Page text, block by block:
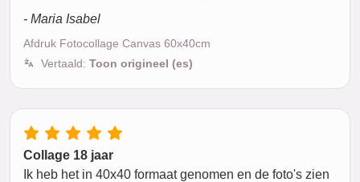
- Maria Isabel
Afdruk Fotocollage Canvas 60x40cm
Vertaald: Toon origineel (es)
Collage 18 jaar
Ik heb het in 40x40 formaat genomen en de foto's zien